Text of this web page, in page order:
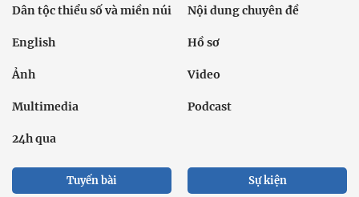
Dân tộc thiểu số và miền núi Nội dung chuyên đề
English Hồ sơ
Ảnh Video
Multimedia Podcast
24h qua
Tuyến bài Sự kiện